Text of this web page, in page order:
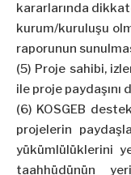
kararlarında
kurum/kuruluşu
raporunun
(5) Proje sahibi,
ile proje paydaşını
(6) KOSGEB
projelerin
yükümlülüklerini
taahhüdünün